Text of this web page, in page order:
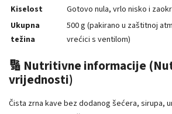
Kiselost
Gotovo nula, vrlo nisko i
Ukupna
težina
500 g (pakirano u zaštitnoj
vrećici s ventilom)
🔢 Nutritivne informacije
vrijednosti)
Čista zrna kave bez dodanog šećera, sirupa,